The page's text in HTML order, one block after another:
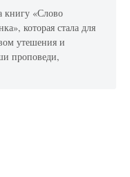
книгу «Слово
которая стала для
утешения и
проповеди,